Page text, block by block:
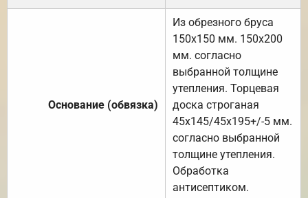
Основание (обвязка)
Из обрезного бруса
150х150 мм. 150х200
мм. согласно
выбранной толщине
утепления. Торцевая
доска строганая
45х145/45х195+/-5 мм.
согласно выбранной
толщине утепления.
Обработка
антисептиком.